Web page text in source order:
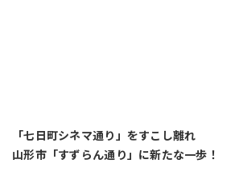
「七日町シネマ通り」をすこし離れ
山形市「すずらん通り」に新たな一歩！